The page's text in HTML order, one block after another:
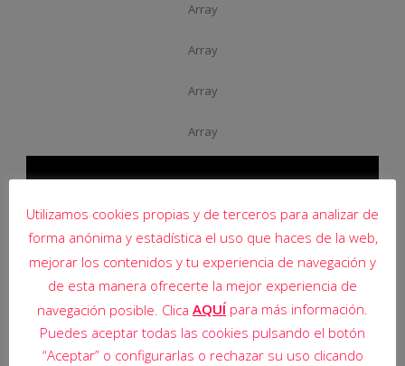
Array
Array
Array
Array
Utilizamos cookies propias y de terceros para analizar de
forma anónima y estadística el uso que haces de la web,
mejorar los contenidos y tu experiencia de navegación y
de esta manera ofrecerte la mejor experiencia de
navegación posible. Clica AQUÍpara más información.
Puedes aceptar todas las cookies pulsando el botón
“Aceptar” o configurarlas o rechazar su uso clicando